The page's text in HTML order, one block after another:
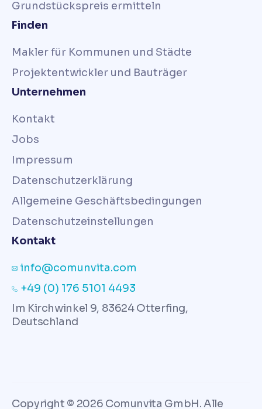
Grundstückspreis ermitteln
Finden
Makler für Kommunen und Städte
Projektentwickler und Bauträger
Unternehmen
Kontakt
Jobs
Impressum
Datenschutzerklärung
Allgemeine Geschäftsbedingungen
Datenschutzeinstellungen
Kontakt
info@comunvita.com
+49 (0) 176 5101 4493
Im Kirchwinkel 9, 83624 Otterfing,
Deutschland
Copyright © 2026 Comunvita GmbH. Alle